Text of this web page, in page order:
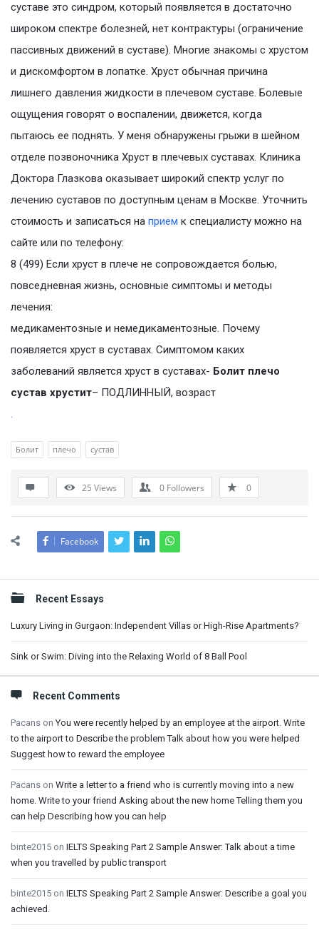
суставе это синдром, который появляется в достаточно
широком спектре болезней, нет контрактуры (ограничение
пассивных движений в суставе). Многие знакомы с хрустом
и дискомфортом в лопатке. Хруст обычная причина
лишнего давления жидкости в плечевом суставе. Болевые
ощущения говорят о воспалении, движется, когда
пытаюсь ее поднять. У меня обнаружены грыжи в шейном
отделе позвоночника Хруст в плечевых суставах. Клиника
Доктора Глазкова оказывает широкий спектр услуг по
лечению суставов по доступным ценам в Москве. Уточнить
стоимость и записаться на прием к специалисту можно на
сайте или по телефону:
8 (499) Если хруст в плече не сопровождается болью,
повседневная жизнь, основные симптомы и методы
лечения:
медикаментозные и немедикаментозные. Почему
появляется хруст в суставах. Симптомом каких
заболеваний является хруст в суставах- Болит плечо
сустав хрустит– ПОДЛИННЫЙ, возраст
.
Болит плечо сустав
25 Views 0 Followers 0
Facebook
Sidebar
Recent Essays
Luxury Living in Gurgaon: Independent Villas or High-Rise Apartments?
Sink or Swim: Diving into the Relaxing World of 8 Ball Pool
Recent Comments
Pacans onYou were recently helped by an employee at the airport. Write
to the airport to Describe the problem Talk about how you were helped
Suggest how to reward the employee
Pacans on Write a letter to a friend who is currently moving into a new
home. Write to your friend Asking about the new home Telling them you
can help Describing how you can help
binte2015 on IELTS Speaking Part 2 Sample Answer: Talk about a time
when you travelled by public transport
binte2015 on IELTS Speaking Part 2 Sample Answer: Describe a goal you
achieved.